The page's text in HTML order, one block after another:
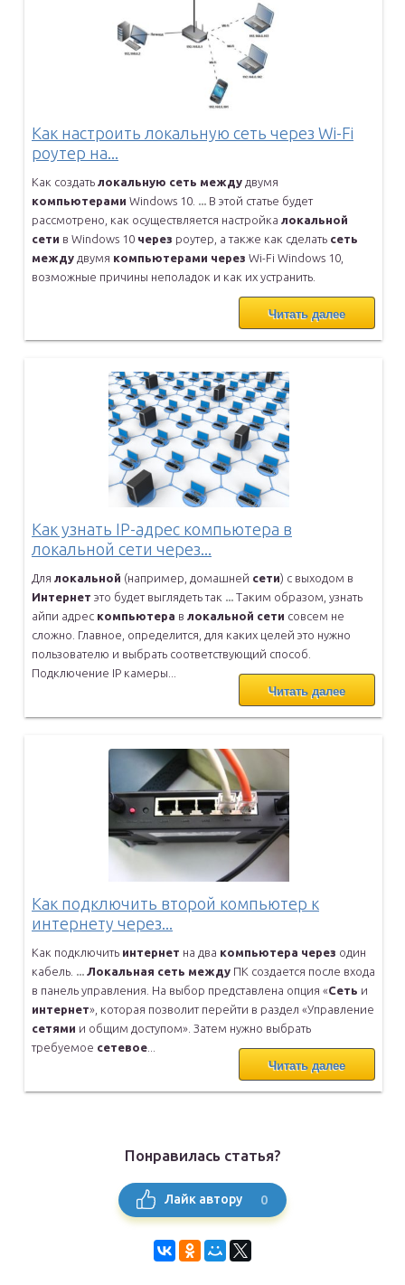
Как настроить локальную сеть через Wi-Fi
роутер на...
Как создать локальную сеть между двумя
компьютерами Windows 10. ... В этой статье будет
рассмотрено, как осуществляется настройка локальной
сети в Windows 10 через роутер, а также как сделать сеть
между двумя компьютерами через Wi-Fi Windows 10,
возможные причины неполадок и как их устранить.
Читать далее
Как узнать IP-адрес компьютера в
локальной сети через...
Для локальной (например, домашней сети) с выходом в
Интернет это будет выглядеть так ... Таким образом, узнать
айпи адрес компьютера в локальной сети совсем не
сложно. Главное, определится, для каких целей это нужно
пользователю и выбрать соответствующий способ.
Подключение IP камеры...
Читать далее
Как подключить второй компьютер к
интернету через...
Как подключить интернет на два компьютера через один
кабель.
Локальная сеть между ПК создается после входа
в панель управления. На выбор представлена опция «Сеть и
интернет», которая позволит перейти в раздел «Управление
сетями и общим доступом». Затем нужно выбрать
требуемое сетевое
Читать далее
Понравилась статья?
Лайк автору 0